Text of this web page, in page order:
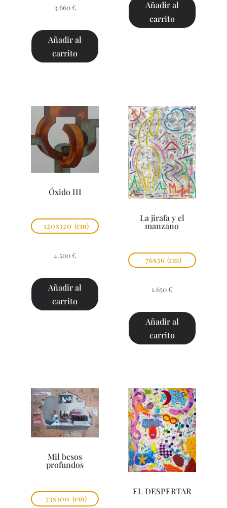
3.660 €
Añadir al
carrito
Añadir al
carrito
Óxido III
120x120 (cm)
4.500 €
Añadir al
carrito
La jirafa y el
manzano
76x56 (cm)
1.650 €
Añadir al
carrito
Mil besos
profundos
73x100 (cm)
EL DESPERTAR